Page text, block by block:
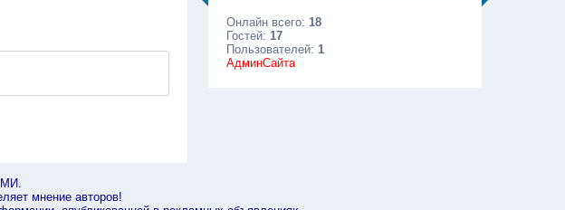
Онлайн всего: 18
Гостей: 17
Пользователей: 1
АдминСайта
мнение авторов!